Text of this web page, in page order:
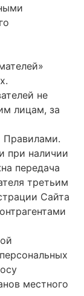
не
лицам, за
Правилами.
при наличии
передача
третьим
Сайта
местного